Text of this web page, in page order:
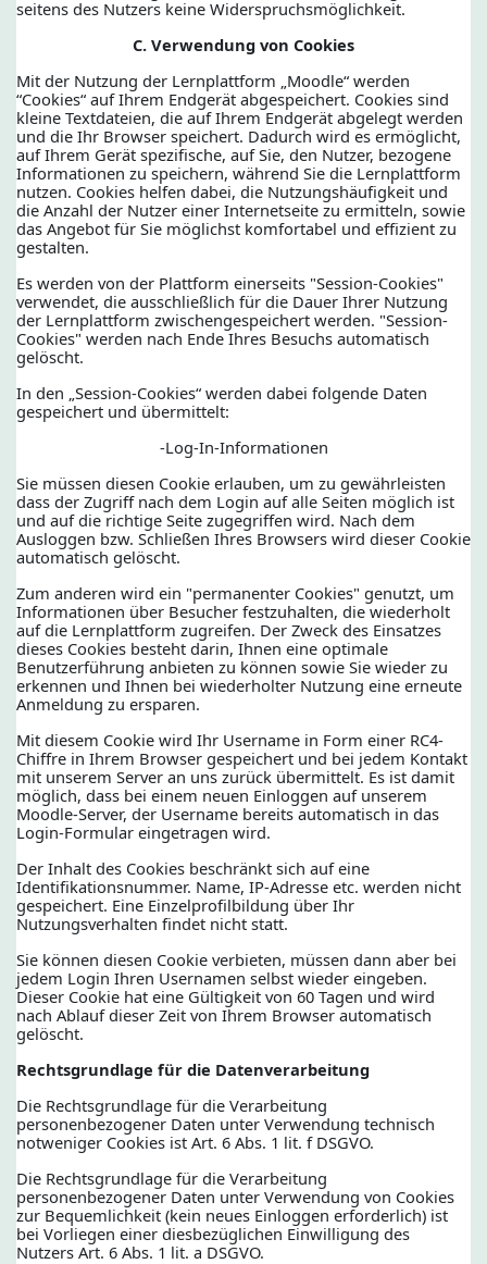
seitens des Nutzers keine Widerspruchsmöglichkeit.
C. Verwendung von Cookies
Mit der Nutzung der Lernplattform „Moodle“ werden
“Cookies“ auf Ihrem Endgerät abgespeichert. Cookies sind
kleine Textdateien, die auf Ihrem Endgerät abgelegt werden
und die Ihr Browser speichert. Dadurch wird es ermöglicht,
auf Ihrem Gerät spezifische, auf Sie, den Nutzer, bezogene
Informationen zu speichern, während Sie die Lernplattform
nutzen. Cookies helfen dabei, die Nutzungshäufigkeit und
die Anzahl der Nutzer einer Internetseite zu ermitteln, sowie
das Angebot für Sie möglichst komfortabel und effizient zu
gestalten.
Es werden von der Plattform einerseits "Session-Cookies"
verwendet, die ausschließlich für die Dauer Ihrer Nutzung
der Lernplattform zwischengespeichert werden. "Session-
Cookies" werden nach Ende Ihres Besuchs automatisch
gelöscht.
In den „Session-Cookies“ werden dabei folgende Daten
gespeichert und übermittelt:
-Log-In-Informationen
Sie müssen diesen Cookie erlauben, um zu gewährleisten
dass der Zugriff nach dem Login auf alle Seiten möglich ist
und auf die richtige Seite zugegriffen wird. Nach dem
Ausloggen bzw. Schließen Ihres Browsers wird dieser Cookie
automatisch gelöscht.
Zum anderen wird ein "permanenter Cookies" genutzt, um
Informationen über Besucher festzuhalten, die wiederholt
auf die Lernplattform zugreifen. Der Zweck des Einsatzes
dieses Cookies besteht darin, Ihnen eine optimale
Benutzerführung anbieten zu können sowie Sie wieder zu
erkennen und Ihnen bei wiederholter Nutzung eine erneute
Anmeldung zu ersparen.
Mit diesem Cookie wird Ihr Username in Form einer RC4-
Chiffre in Ihrem Browser gespeichert und bei jedem Kontakt
mit unserem Server an uns zurück übermittelt. Es ist damit
möglich, dass bei einem neuen Einloggen auf unserem
Moodle-Server, der Username bereits automatisch in das
Login-Formular eingetragen wird.
Der Inhalt des Cookies beschränkt sich auf eine
Identifikationsnummer. Name, IP-Adresse etc. werden nicht
gespeichert. Eine Einzelprofilbildung über Ihr
Nutzungsverhalten findet nicht statt.
Sie können diesen Cookie verbieten, müssen dann aber bei
jedem Login Ihren Usernamen selbst wieder eingeben.
Dieser Cookie hat eine Gültigkeit von 60 Tagen und wird
nach Ablauf dieser Zeit von Ihrem Browser automatisch
gelöscht.
Rechtsgrundlage für die Datenverarbeitung
Die Rechtsgrundlage für die Verarbeitung
personenbezogener Daten unter Verwendung technisch
notweniger Cookies ist Art. 6 Abs. 1 lit. f DSGVO.
Die Rechtsgrundlage für die Verarbeitung
personenbezogener Daten unter Verwendung von Cookies
zur Bequemlichkeit (kein neues Einloggen erforderlich) ist
bei Vorliegen einer diesbezüglichen Einwilligung des
Nutzers Art. 6 Abs. 1 lit. a DSGVO.